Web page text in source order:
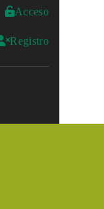
Acceso
Registro